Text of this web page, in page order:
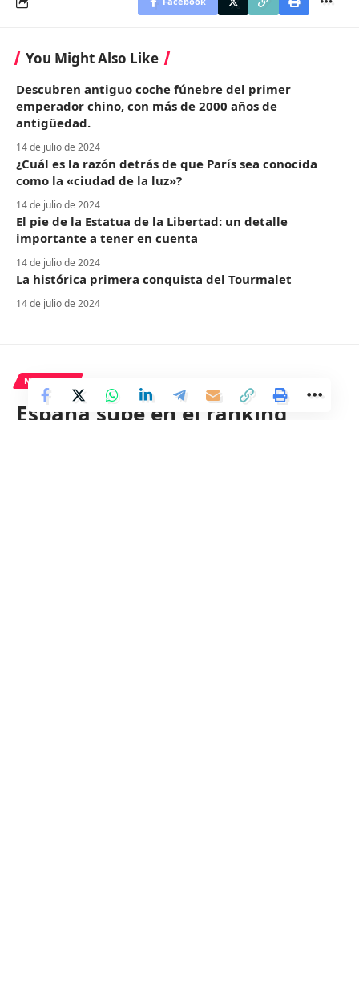
You Might Also Like
Descubren antiguo coche fúnebre del primer
emperador chino, con más de 2000 años de
antigüedad.
14 de julio de 2024
¿Cuál es la razón detrás de que París sea conocida
como la «ciudad de la luz»?
14 de julio de 2024
El pie de la Estatua de la Libertad: un detalle
importante a tener en cuenta
14 de julio de 2024
La histórica primera conquista del Tourmalet
14 de julio de 2024
NACIONAL
España sube en el ránking